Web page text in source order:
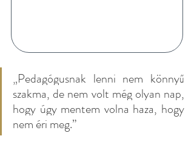
„Pedagógusnak lenni nem könnyű
szakma, de nem volt még olyan nap,
hogy úgy mentem volna haza, hogy
nem éri meg.”